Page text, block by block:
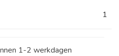
1
1-2 werkdagen